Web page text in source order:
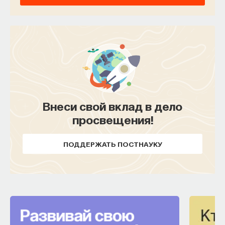
Внеси свой вклад в дело
просвещения!
ПОДДЕРЖАТЬ ПОСТНАУКУ